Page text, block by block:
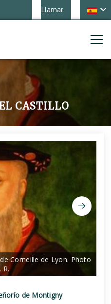
Llamar
CASTILLO
Corneille de Lyon. Photo
R.
de Montigny